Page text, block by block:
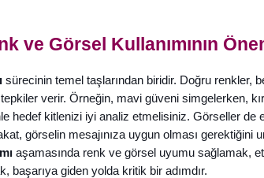
ve Görsel Kullanımının
sürecinin temel taşlarından biridir. Doğru renkler,
verir. Örneğin, mavi güveni simgelerken,
hedef kitlenizi iyi analiz etmelisiniz. Görseller
görselin mesajınıza uygun olması gerektiğini
aşamasında renk ve görsel uyumu sağlamak,
başarıya giden yolda kritik bir adımdır.